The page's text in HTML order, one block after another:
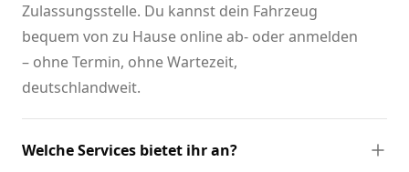
Zulassungsstelle. Du kannst dein Fahrzeug
bequem von zu Hause online ab- oder anmelden
– ohne Termin, ohne Wartezeit,
deutschlandweit.
Welche Services bietet ihr an?